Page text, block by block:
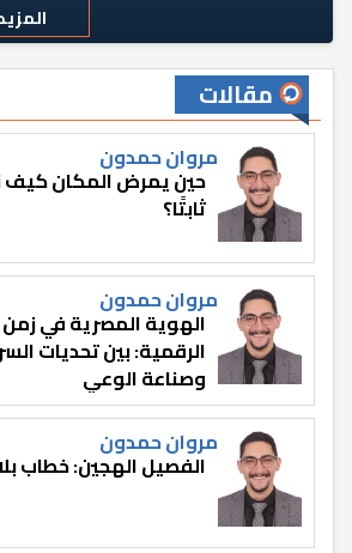
مقالات
مروان حمدون
حين يمرض المكان كيف
ثابتًا؟
مروان حمدون
الهوية المصرية في
الرقمية: بين تحديات
وصناعة الوعي
مروان حمدون
الفصيل الهجين: خطاب